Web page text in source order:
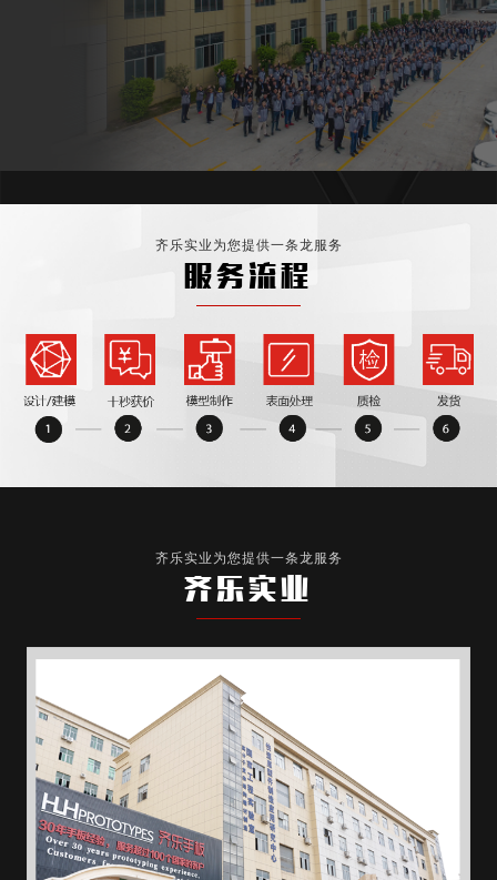
齐乐实业为您提供一条龙服务
服务流程
齐乐实业为您提供一条龙服务
齐乐实业